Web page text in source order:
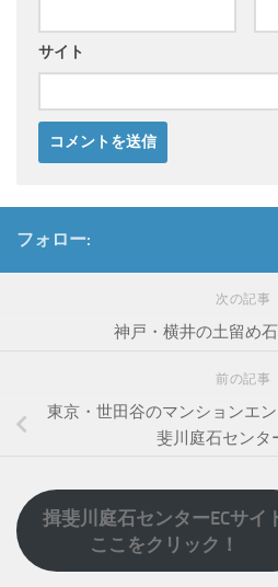
サイト
フォロー:
次の記事
神戸・横井の土留め
前の記事
東京・世田谷のマンションエ
斐川庭石センタ
揖斐川庭石センターECサイ
ここをクリック！